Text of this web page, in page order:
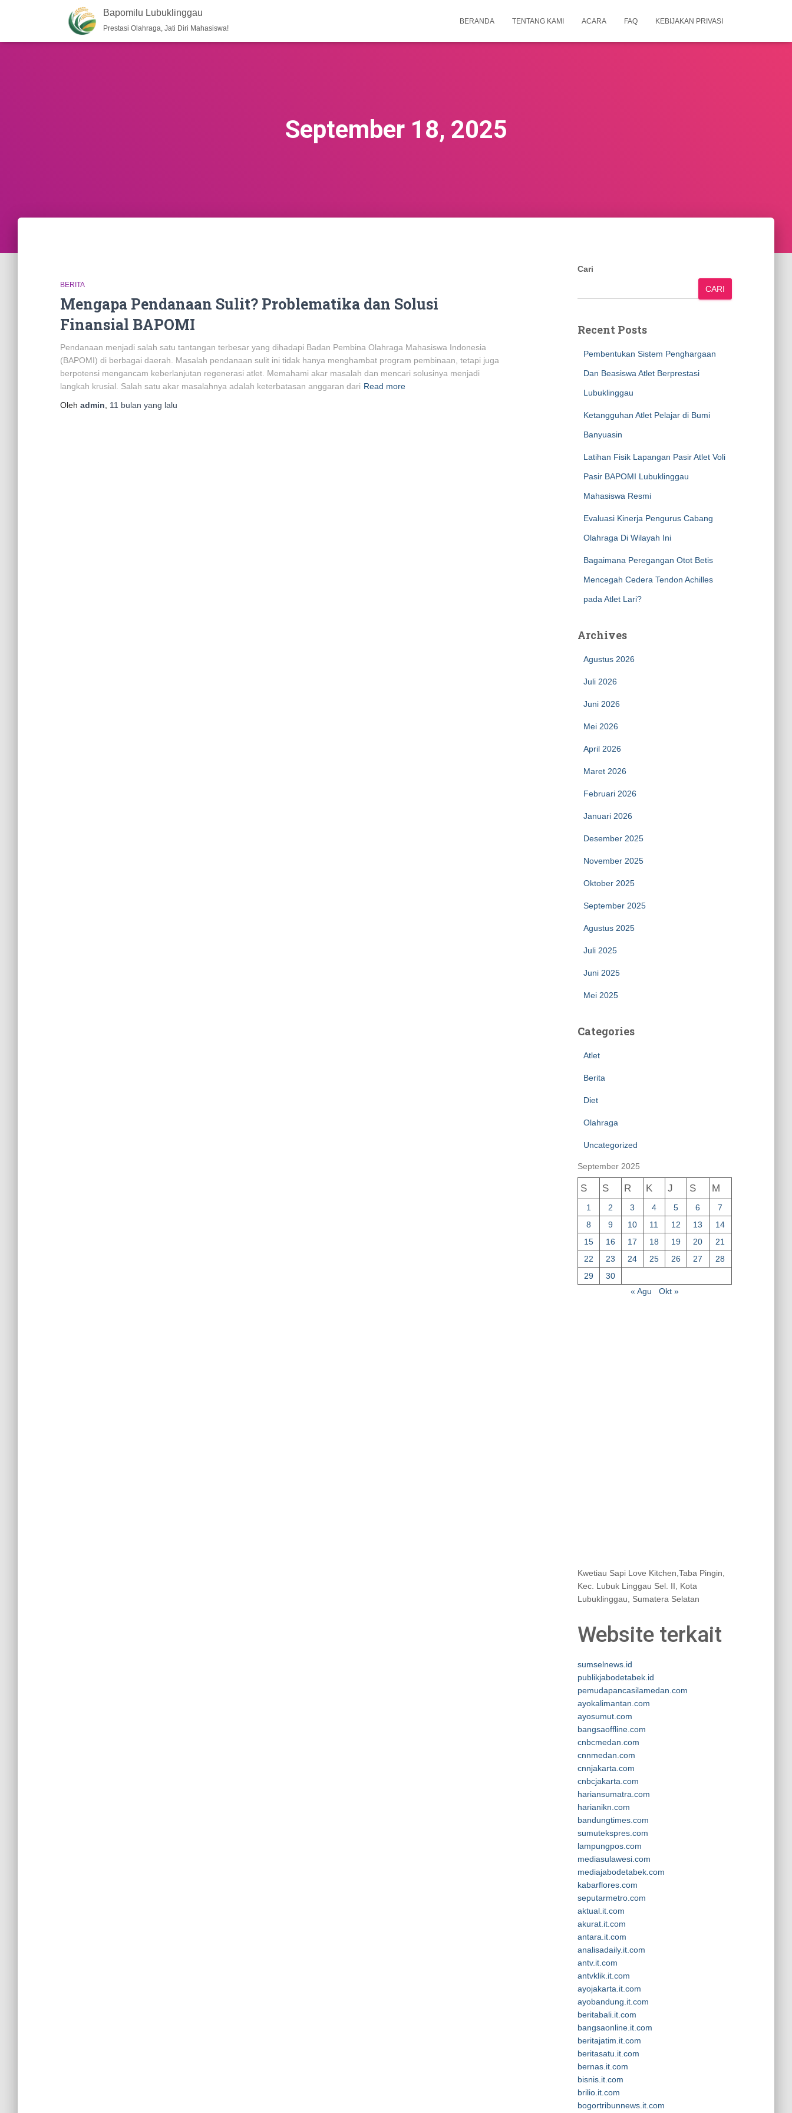
Bapomilu Lubuklinggau
Prestasi Olahraga, Jati Diri Mahasiswa!
BERANDA TENTANG KAMI ACARA FAQ KEBIJAKAN PRIVASI
September 18, 2025
BERITA
Mengapa Pendanaan Sulit? Problematika dan Solusi
Finansial BAPOMI
Pendanaan menjadi salah satu tantangan terbesar yang dihadapi Badan Pembina Olahraga Mahasiswa Indonesia
(BAPOMI) di berbagai daerah. Masalah pendanaan sulit ini tidak hanya menghambat program pembinaan, tetapi juga
berpotensi mengancam keberlanjutan regenerasi atlet. Memahami akar masalah dan mencari solusinya menjadi
langkah krusial. Salah satu akar masalahnya adalah keterbatasan anggaran dari Read more
Oleh admin 11 bulan yang lalu
Cari
CARI
Recent Posts
Pembentukan Sistem Penghargaan
Dan Beasiswa Atlet Berprestasi
Lubuklinggau
Ketangguhan Atlet Pelajar di Bumi
Banyuasin
Latihan Fisik Lapangan Pasir Atlet Voli
Pasir BAPOMI Lubuklinggau
Mahasiswa Resmi
Evaluasi Kinerja Pengurus Cabang
Olahraga Di Wilayah Ini
Bagaimana Peregangan Otot Betis
Mencegah Cedera Tendon Achilles
pada Atlet Lari?
Archives
Agustus 2026
Juli 2026
Juni 2026
Mei 2026
April 2026
Maret 2026
Februari 2026
Januari 2026
Desember 2025
November 2025
Oktober 2025
September 2025
Agustus 2025
Juli 2025
Juni 2025
Mei 2025
Categories
Atlet
Berita
Diet
Olahraga
Uncategorized
September 2025
S S R K J S M
1 2 3 4 5 6
7
8
9 10 11 12 13
14
15
16 17 18 19 20
21
22
23 24 25 26 27
28
29
30
« Agu
Okt »
Kwetiau Sapi Love Kitchen,Taba Pingin,
Kec. Lubuk Linggau Sel. II, Kota
Lubuklinggau, Sumatera Selatan
Website terkait
sumselnews.id
publikjabodetabek.id
pemudapancasilamedan.com
ayokalimantan.com
ayosumut.com
bangsaoffline.com
cnbcmedan.com
cnnmedan.com
cnnjakarta.com
cnbcjakarta.com
hariansumatra.com
harianikn.com
bandungtimes.com
sumutekspres.com
lampungpos.com
mediasulawesi.com
mediajabodetabek.com
kabarflores.com
seputarmetro.com
aktual.it.com
akurat.it.com
antara.it.com
analisadaily.it.com
antv.it.com
antvklik.it.com
ayojakarta.it.com
ayobandung.it.com
beritabali.it.com
bangsaonline.it.com
beritajatim.it.com
beritasatu.it.com
bernas.it.com
bisnis.it.com
brilio.it.com
bogortribunnews.it.com